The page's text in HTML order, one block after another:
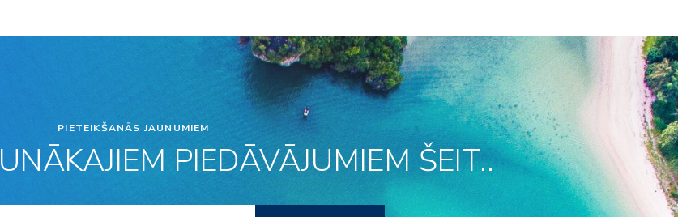
PIETEIKŠANĀS JAUNUMIEM
PIEDĀVĀJUMIEM ŠEIT..